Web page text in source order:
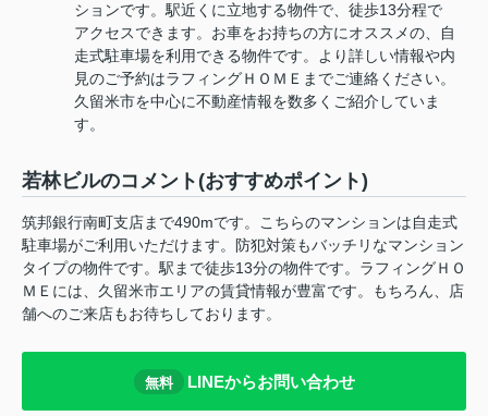
ションです。駅近くに立地する物件で、徒歩13分程で
アクセスできます。お車をお持ちの方にオススメの、自
走式駐車場を利用できる物件です。より詳しい情報や内
見のご予約はラフィングＨＯＭＥまでご連絡ください。
久留米市を中心に不動産情報を数多くご紹介していま
す。
若林ビルのコメント(おすすめポイント)
筑邦銀行南町支店まで490mです。こちらのマンションは自走式
駐車場がご利用いただけます。防犯対策もバッチリなマンション
タイプの物件です。駅まで徒歩13分の物件です。ラフィングＨＯ
ＭＥには、久留米市エリアの賃貸情報が豊富です。もちろん、店
舗へのご来店もお待ちしております。
無料 LINEからお問い合わせ